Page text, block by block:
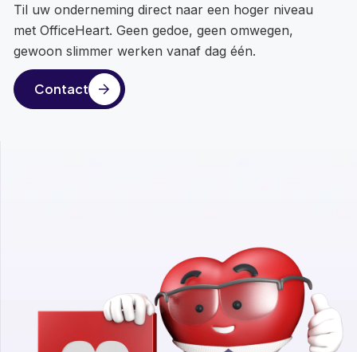
Til uw onderneming direct naar een hoger niveau
met OfficeHeart. Geen gedoe, geen omwegen,
gewoon slimmer werken vanaf dag één.
Contact